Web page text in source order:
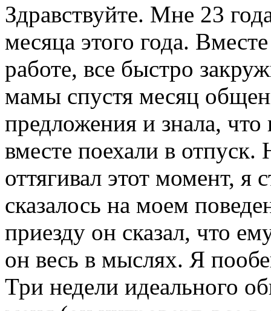
Здравствуйте. Мне 23
месяца этого года.
работе, все быстро
мамы спустя месяц
предложения и знала,
вместе поехали в
оттягивал этот момент, я
сказалось на моем
приезду он сказал, что
он весь в мыслях. Я
Три недели идеального